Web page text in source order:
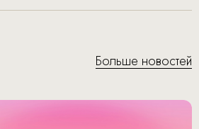
Больше новостей